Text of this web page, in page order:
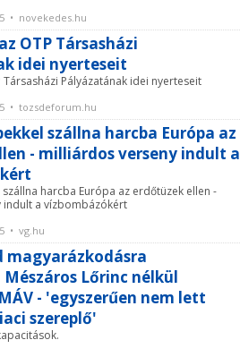
• novekedes.hu
OTP Társasházi
idei nyerteseit
Társasházi Pályázatának idei nyerteseit
• tozsdeforum.hu
szállna harcba Európa az
- milliárdos verseny indult a
harcba Európa az erdőtüzek ellen -
indult a vízbombázókért
• vg.hu
magyarázkodásra
Lőrinc nélkül
- 'egyszerűen nem lett
szereplő'